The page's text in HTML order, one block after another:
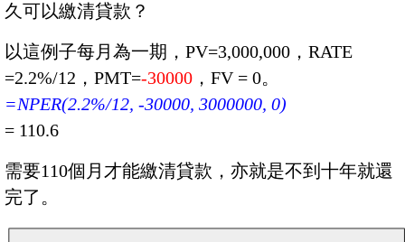
久可以繳清貸款？
以這例子每月為一期，PV=3,000,000，RATE
=2.2%/12，PMT=-30000 ，FV = 0。
=NPER(2.2%/12, -30000, 3000000, 0)
= 110.6
需要110個月才能繳清貸款，亦就是不到十年就還
完了。